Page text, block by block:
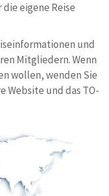
eigene Reise
und
Mitgliedern. Wenn
wollen, wenden Sie
Website und das TO-